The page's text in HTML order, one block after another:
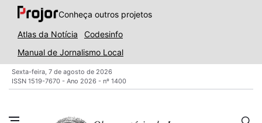
Conheça outros projetos
Atlas da Notícia
Codesinfo
Manual de Jornalismo Local
Sexta-feira, 7 de agosto de 2026
ISSN 1519-7670 - Ano 2026 - nº 1400